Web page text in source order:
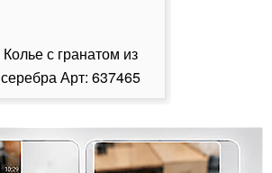
Колье с гранатом из
серебра Арт: 637465